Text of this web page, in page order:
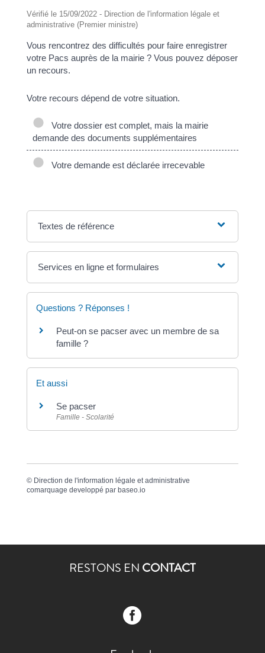
Vérifié le 15/09/2022 - Direction de l'information légale et
administrative (Premier ministre)
Vous rencontrez des difficultés pour faire enregistrer
votre Pacs auprès de la mairie ? Vous pouvez déposer
un recours.
Votre recours dépend de votre situation.
Votre dossier est complet, mais la mairie
demande des documents supplémentaires
Votre demande est déclarée irrecevable
Textes de référence
Services en ligne et formulaires
Questions ? Réponses !
Peut-on se pacser avec un membre de sa
famille ?
Et aussi
Se pacser
Famille - Scolarité
© Direction de l'information légale et administrative
comarquage developpé par baseo.io
RESTONS EN CONTACT
